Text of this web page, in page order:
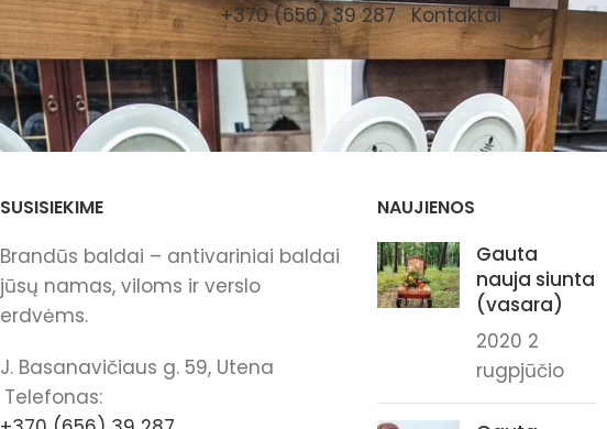
+370 (656) 39 287 Kontaktai
SUSISIEKIME
Brandūs baldai – antivariniai baldai
jūsų namas, viloms ir verslo
erdvėms.
J. Basanavičiaus g. 59, Utena
Telefonas:
NAUJIENOS
Gauta
nauja siunta
(vasara)
2020 2
rugpjūčio